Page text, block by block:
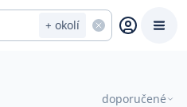
+ okolí
Sázavou
doporučené